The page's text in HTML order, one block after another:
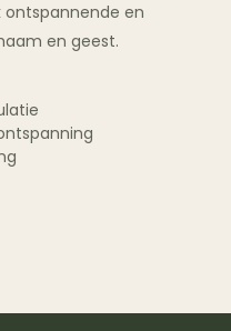
ontspannende en
en geest.